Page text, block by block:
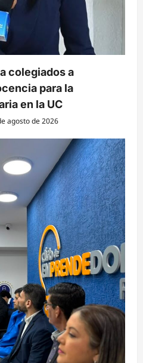
colegiados a
para la
en la UC
agosto de 2026